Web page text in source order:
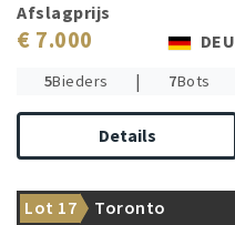
Afslagprijs
€ 7.000 DEU
5Bieders | 7Bots
Details
Lot 17 Toronto
From the direct dam line of
Ehrentusch